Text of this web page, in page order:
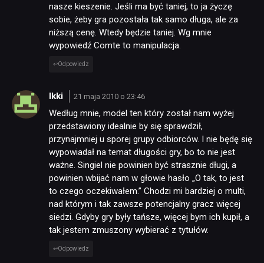
nasze kieszenie. Jeśli ma być taniej, to ja życzę
sobie, żeby gra pozostała tak samo długa, ale za
niższą cenę. Wtedy będzie taniej. Wg mnie
wypowiedź Comte to manipulacja.
Odpowiedz
Ikki 21 maja 2010 o 23:46
Według mnie, model ten który został nam wyżej
przedstawiony idealnie by się sprawdził,
przynajmniej u sporej grupy odbiorców. I nie będę się
wypowiadał na temat długości gry, bo to nie jest
ważne. Singiel nie powinien być strasznie długi, a
powinien wbijać nam w głowie hasło „O tak, to jest
to czego oczekiwałem.” Chodzi mi bardziej o multi,
nad którym i tak zawsze potencjalny gracz więcej
siedzi. Gdyby gry były tańsze, więcej bym ich kupił, a
tak jestem zmuszony wybierać z tytułów.
Odpowiedz